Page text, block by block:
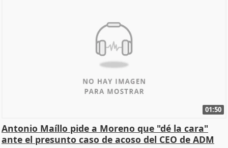
01:50
Antonio Maíllo pide a Moreno que "dé la cara"
ante el presunto caso de acoso del CEO de ADM